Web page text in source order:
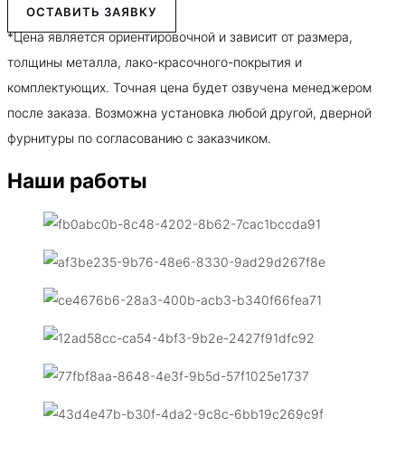
ОСТАВИТЬ ЗАЯВКУ
*Цена является ориентировочной и зависит от размера,
толщины металла, лако-красочного-покрытия и
комплектующих. Точная цена будет озвучена менеджером
после заказа. Возможна установка любой другой, дверной
фурнитуры по согласованию с заказчиком.
Наши работы